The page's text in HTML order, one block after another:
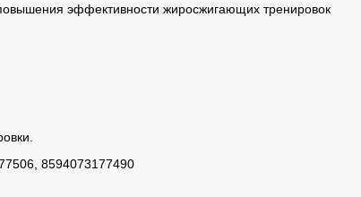
эффективности жиросжигающих тренировок
8594073177490